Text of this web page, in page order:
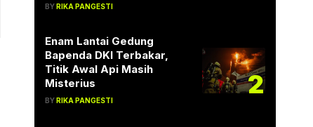
BYRIKA PANGESTI
Enam Lantai Gedung
Bapenda DKI Terbakar,
Titik Awal Api Masih
Misterius
BYRIKA PANGESTI
2